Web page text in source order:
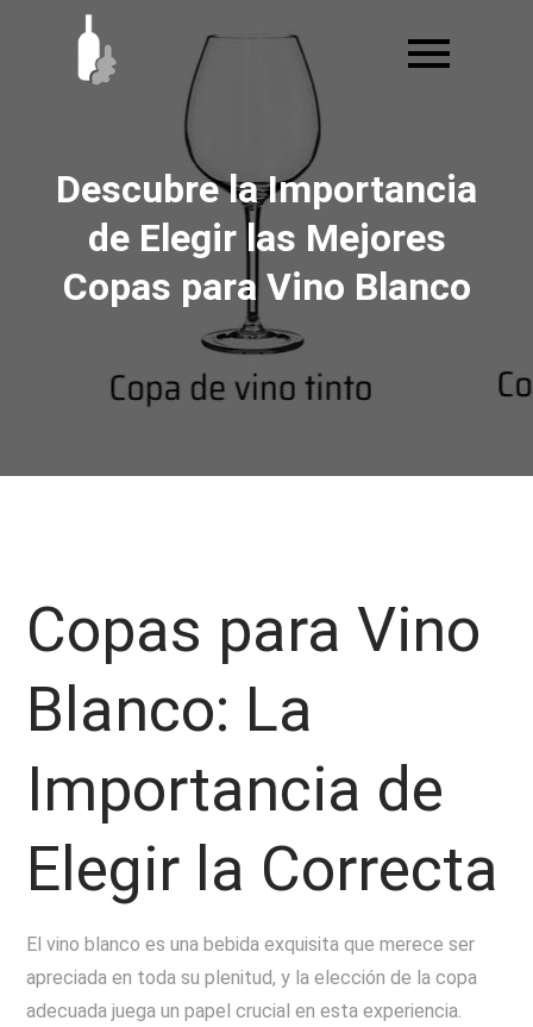
contenido
Descubre la Importancia
de Elegir las Mejores
Copas para Vino Blanco
Copas para Vino
Blanco: La
Importancia de
Elegir la Correcta
El vino blanco es una bebida exquisita que merece ser
apreciada en toda su plenitud, y la elección de la copa
adecuada juega un papel crucial en esta experiencia.